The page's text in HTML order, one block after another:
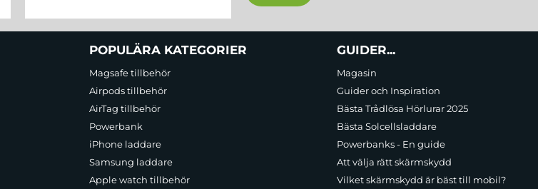
POPULÄRA KATEGORIER
Magsafe tillbehör
Airpods tillbehör
AirTag tillbehör
Powerbank
iPhone laddare
Samsung laddare
Apple watch tillbehör
GUIDER...
Magasin
Guider och Inspiration
Bästa Trådlösa Hörlurar 2025
Bästa Solcellsladdare
Powerbanks - En guide
Att välja rätt skärmskydd
Vilket skärmskydd är bäst till mobil?